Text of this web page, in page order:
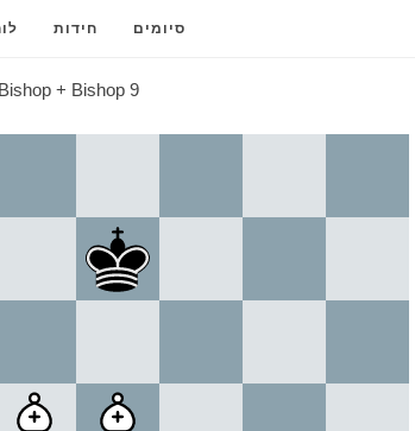
חידות סיומים
Bishop + Bishop 9